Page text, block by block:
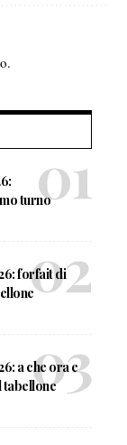
turno
forfait di
a che ora e
tabellone